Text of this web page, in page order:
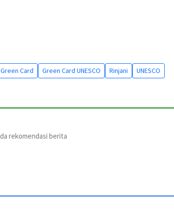
Green Card Green Card UNESCO Rinjani UNESCO
rekomendasi berita